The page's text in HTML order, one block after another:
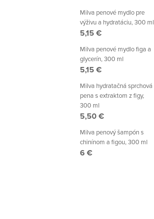
Milva penové mydlo pre
výživu a hydratáciu, 300 ml
5,15 €
Milva penové mydlo figa a
glycerín, 300 ml
5,15 €
Milva hydratačná sprchová
pena s extraktom z figy,
300 ml
5,50 €
Milva penový šampón s
chinínom a figou, 300 ml
6 €